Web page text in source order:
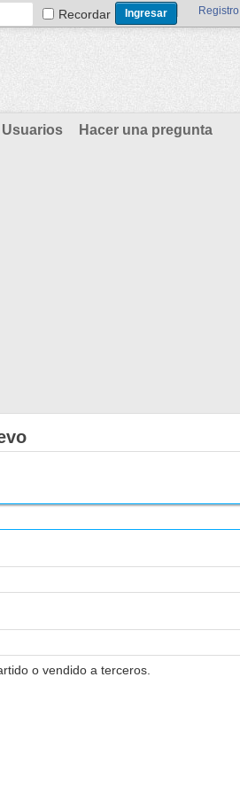
Recordar Registro
Usuarios Hacer una pregunta
o vendido a terceros.